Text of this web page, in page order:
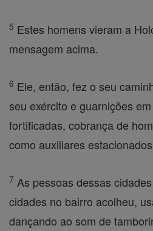
5 Estes homens vieram a
mensagem acima.
6 Ele, então, fez o seu
seu exército e guarnições
fortificadas, cobrança de
como auxiliares
7 As pessoas dessas
cidades no bairro acolheu,
dançando ao som de